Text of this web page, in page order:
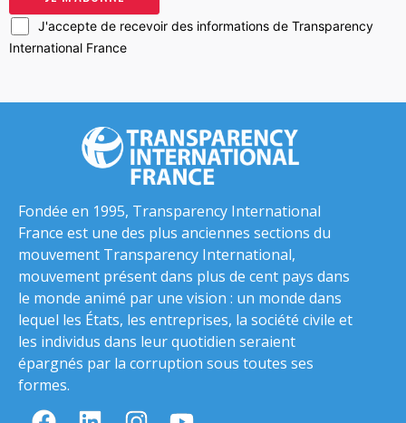
J'accepte de recevoir des informations de Transparency
International France
Fondée en 1995, Transparency International
France est une des plus anciennes sections du
mouvement Transparency International,
mouvement présent dans plus de cent pays dans
le monde animé par une vision : un monde dans
lequel les États, les entreprises, la société civile et
les individus dans leur quotidien seraient
épargnés par la corruption sous toutes ses
formes.